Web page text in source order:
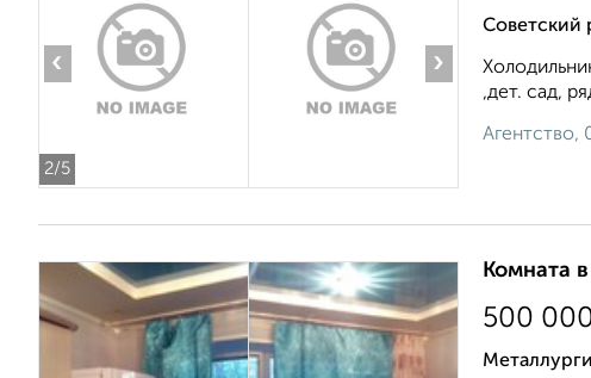
2/5
‹ ›
Советский
,дет. сад,
Агентство,
Комната
500